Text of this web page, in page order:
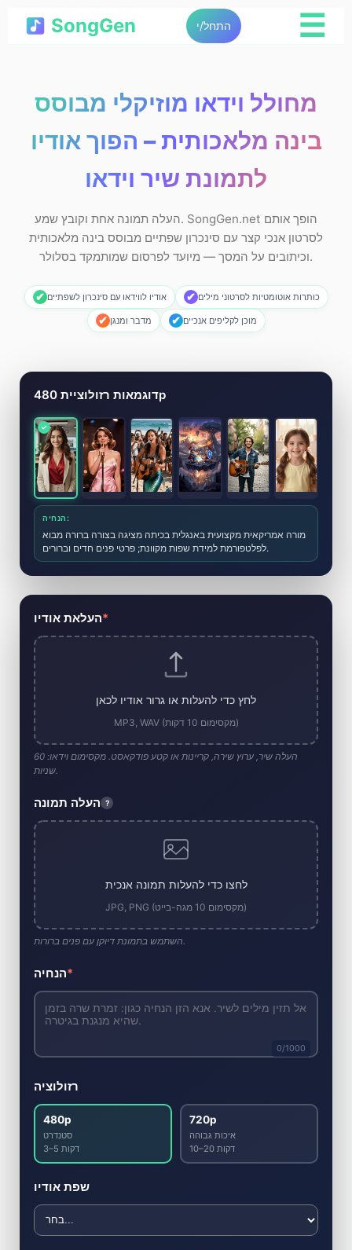
SongGen התחל/י ☰
מחולל וידאו מוזיקלי מבוסס
בינה מלאכותית – הפוך אודיו
לתמונת שיר וידאו
העלה תמונה אחת וקובץ שמע. SongGen.net הופך אותם
לסרטון אנכי קצר עם סינכרון שפתיים מבוסס בינה מלאכותית
וכיתובים על המסך — מיועד לפרסום שמותמקד בסלולר.
✔ אודיו לווידאו עם סינכרון לשפתיים ✔ כותרות אוטומטיות לסרטוני מילים
✔ מדבר ומנגּן ✔ מוכן לקליפים אנכיים
קליפ מוזיקלי בעזרת בינה מלאכותית
העלאת אודיו*
לחץ כדי להעלות או גרור אודיו לכאן
MP3, WAV (מקסימום 10 דקות)
העלה שיר, ערוץ שירה, קריינות או קטע פודקאסט. מקסימום וידאו: 60
העלה תמונה ?
לחצו כדי להעלות תמונה אנכית
JPG, PNG (מקסימום 10 מגה-בייט)
הנחיה*
0/1000
רזולוציה
480p
סטנדרט
3–5 דקות
720p
איכות גבוהה
10–20 דקות
שפת אודיו
דוגמאות רזולוציית 480p
הנחיה:
מורה אמריקאית מקצועית באנגלית בכיתה מציגה בצורה ברורה מבוא
לפלטפורמת למידת שפות מקוונת; פרטי פנים חדים וברורים.